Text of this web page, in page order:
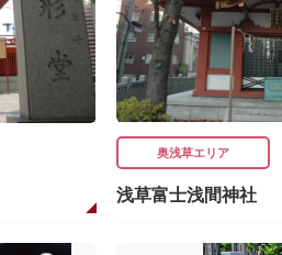
奥浅草エリア
浅草富士浅間神社